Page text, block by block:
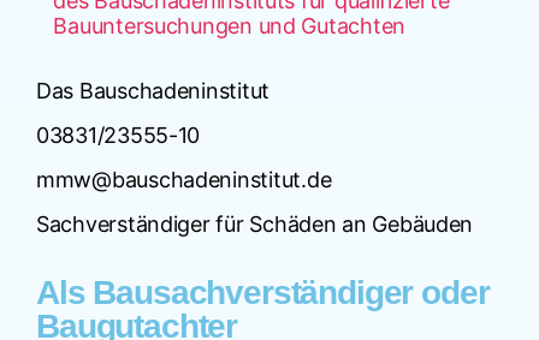
Das Bauschadeninstitut
03831/23555-10
mmw@bauschadeninstitut.de
Sachverständiger für Schäden an Gebäuden
Als Bausachverständiger oder
Baugutachter